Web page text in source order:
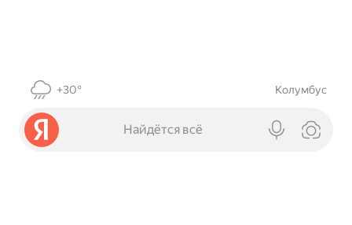
+30° Колумбус
Найдётся всё